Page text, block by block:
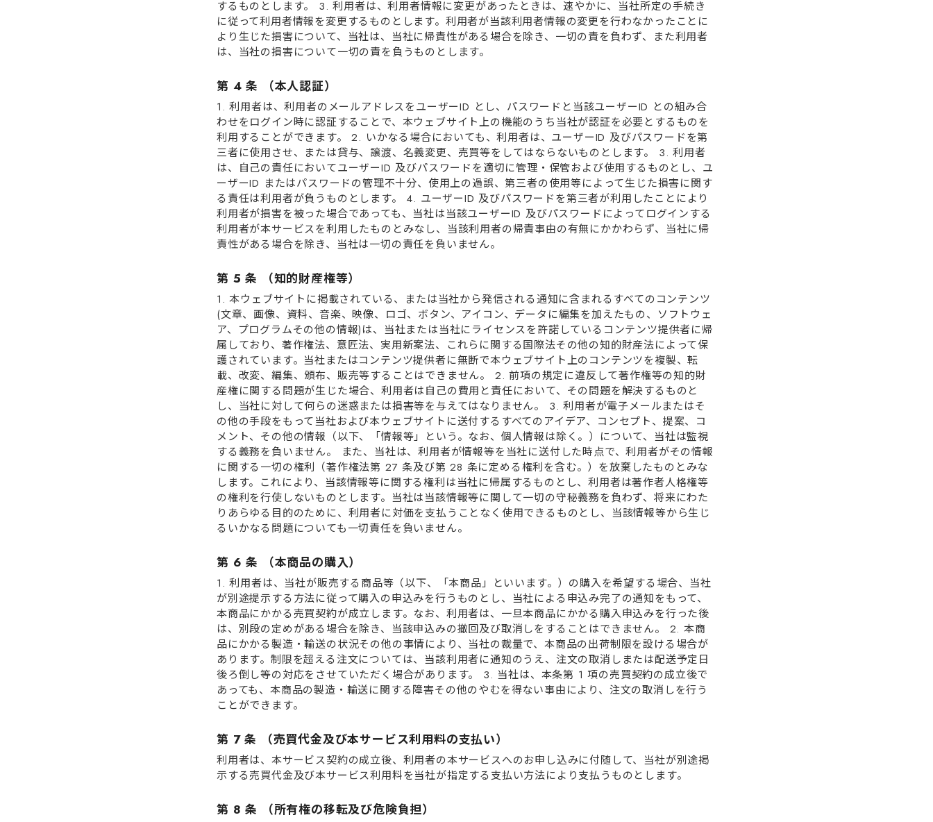
するものとします。 3. 利⽤者は、利⽤者情報に変更があったときは、速やかに、当社所定の⼿続き
に従って利⽤者情報を変更するものとします。利⽤者が当該利⽤者情報の変更を⾏わなかったことに
より⽣じた損害について、当社は、当社に帰責性がある場合を除き、⼀切の責を負わず、また利⽤者
は、当社の損害について⼀切の責を負うものとします。
第 4 条 （本⼈認証）
1. 利⽤者は、利⽤者のメールアドレスをユーザーID とし、パスワードと当該ユーザーID との組み合
わせをログイン時に認証することで、本ウェブサイト上の機能のうち当社が認証を必要とするものを
利⽤することができます。 2. いかなる場合においても、利⽤者は、ユーザーID 及びパスワードを第
三者に使⽤させ、または貸与、譲渡、名義変更、売買等をしてはならないものとします。 3. 利⽤者
は、⾃⼰の責任においてユーザーID 及びパスワードを適切に管理・保管および使⽤するものとし、ユ
ーザーID またはパスワードの管理不⼗分、使⽤上の過誤、第三者の使⽤等によって⽣じた損害に関す
る責任は利⽤者が負うものとします。 4. ユーザーID 及びパスワードを第三者が利⽤したことにより
利⽤者が損害を被った場合であっても、当社は当該ユーザーID 及びパスワードによってログインする
利⽤者が本サービスを利⽤したものとみなし、当該利⽤者の帰責事由の有無にかかわらず、当社に帰
責性がある場合を除き、当社は⼀切の責任を負いません。
第 5 条 （知的財産権等）
1. 本ウェブサイトに掲載されている、または当社から発信される通知に含まれるすべてのコンテンツ
(⽂章、画像、資料、⾳楽、映像、ロゴ、ボタン、アイコン、データに編集を加えたもの、ソフトウェ
ア、プログラムその他の情報)は、当社または当社にライセンスを許諾しているコンテンツ提供者に帰
属しており、著作権法、意匠法、実⽤新案法、これらに関する国際法その他の知的財産法によって保
護されています。当社またはコンテンツ提供者に無断で本ウェブサイト上のコンテンツを複製、転
載、改変、編集、頒布、販売等することはできません。 2. 前項の規定に違反して著作権等の知的財
産権に関する問題が⽣じた場合、利⽤者は⾃⼰の費⽤と責任において、その問題を解決するものと
し、当社に対して何らの迷惑または損害等を与えてはなりません。 3. 利⽤者が電⼦メールまたはそ
の他の⼿段をもって当社および本ウェブサイトに送付するすべてのアイデア、コンセプト、提案、コ
メント、その他の情報（以下、「情報等」という。なお、個⼈情報は除く。）について、当社は監視
する義務を負いません。 また、当社は、利⽤者が情報等を当社に送付した時点で、利⽤者がその情報
に関する⼀切の権利（著作権法第 27 条及び第 28 条に定める権利を含む。）を放棄したものとみな
します。これにより、当該情報等に関する権利は当社に帰属するものとし、利⽤者は著作者⼈格権等
の権利を⾏使しないものとします。当社は当該情報等に関して⼀切の守秘義務を負わず、将来にわた
りあらゆる⽬的のために、利⽤者に対価を⽀払うことなく使⽤できるものとし、当該情報等から⽣じ
るいかなる問題についても⼀切責任を負いません。
第 6 条 （本商品の購⼊）
1. 利⽤者は、当社が販売する商品等（以下、「本商品」といいます。）の購⼊を希望する場合、当社
が別途提⽰する⽅法に従って購⼊の申込みを⾏うものとし、当社による申込み完了の通知をもって、
本商品にかかる売買契約が成⽴します。なお、利⽤者は、⼀旦本商品にかかる購⼊申込みを⾏った後
は、別段の定めがある場合を除き、当該申込みの撤回及び取消しをすることはできません。 2. 本商
品にかかる製造・輸送の状況その他の事情により、当社の裁量で、本商品の出荷制限を設ける場合が
あります。制限を超える注⽂については、当該利⽤者に通知のうえ、注⽂の取消しまたは配送予定⽇
後ろ倒し等の対応をさせていただく場合があります。 3. 当社は、本条第 1 項の売買契約の成⽴後で
あっても、本商品の製造・輸送に関する障害その他のやむを得ない事由により、注⽂の取消しを⾏う
ことができます。
第 7 条 （売買代⾦及び本サービス利⽤料の⽀払い）
利⽤者は、本サービス契約の成⽴後、利⽤者の本サービスへのお申し込みに付随して、当社が別途掲
⽰する売買代⾦及び本サービス利⽤料を当社が指定する⽀払い⽅法により⽀払うものとします。
第 8 条 （所有権の移転及び危険負担）